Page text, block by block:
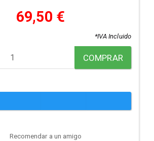
69,50 €
*IVA Incluido
COMPRAR
Recomendar a un amigo